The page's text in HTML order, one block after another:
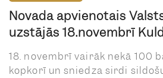
Novada apvienotais
uzstājās 18.novembrī
18. novembrī vairāk nekā 100
kopkorī un sniedza sirdi